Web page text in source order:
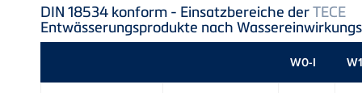
DIN 18534 konform - Einsatzbereiche derTECE
Entwässerungsprodukte nach
W0-I